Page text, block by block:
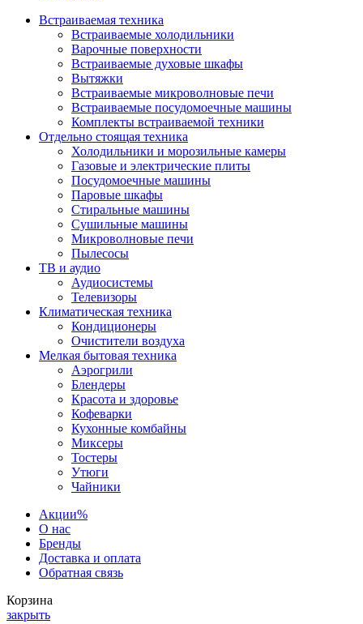
Встраиваемая техника
Встраиваемые холодильники
Варочные поверхности
Встраиваемые духовые шкафы
Вытяжки
Встраиваемые микроволновые печи
Встраиваемые посудомоечные машины
Комплекты встраиваемой техники
Отдельно стоящая техника
Холодильники и морозильные камеры
Газовые и электрические плиты
Посудомоечные машины
Паровые шкафы
Стиральные машины
Сушильные машины
Микроволновые печи
Пылесосы
ТВ и аудио
Аудиосистемы
Телевизоры
Климатическая техника
Кондиционеры
Очистители воздуха
Мелкая бытовая техника
Аэрогрили
Блендеры
Красота и здоровье
Кофеварки
Кухонные комбайны
Миксеры
Тостеры
Утюги
Чайники
Акции%
О нас
Бренды
Доставка и оплата
Обратная связь
Корзина
закрыть